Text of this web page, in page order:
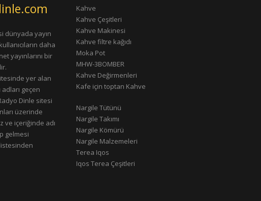
dünyada yayın
daha
yayınlarını bir
yer alan
geçen
Dinle sitesi
üzerinde
ve içeriğinde adı
gelmesi
Kahve
Kahve Çeşitleri
Kahve Makinesi
Kahve filtre kağıdı
Moka Pot
MHW-3BOMBER
Kahve Değirmenleri
Kafe için toptan Kahve
Nargile Tütünü
Nargile Takımı
Nargile Kömürü
Nargile Malzemeleri
Terea Iqos
Iqos Terea Çeşitleri